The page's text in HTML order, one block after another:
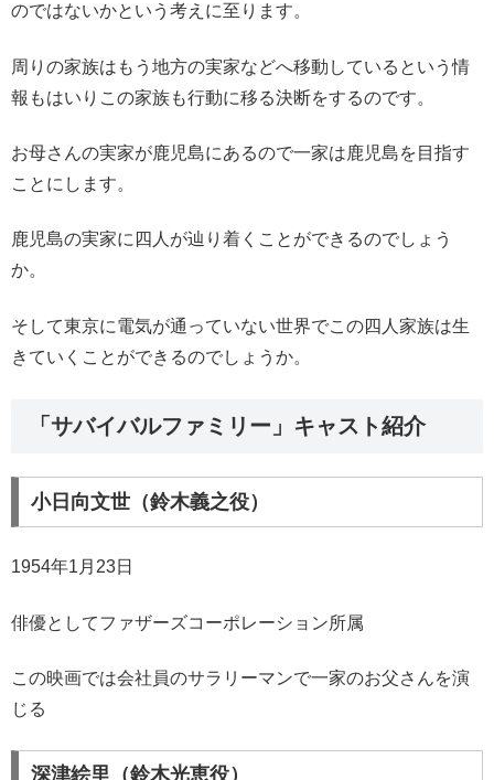
のではないかという考えに至ります。
周りの家族はもう地方の実家などへ移動しているという情
報もはいりこの家族も行動に移る決断をするのです。
お母さんの実家が鹿児島にあるので一家は鹿児島を目指す
ことにします。
鹿児島の実家に四人が辿り着くことができるのでしょう
か。
そして東京に電気が通っていない世界でこの四人家族は生
きていくことができるのでしょうか。
「サバイバルファミリー」キャスト紹介
小日向文世（鈴木義之役）
1954年1月23日
俳優としてファザーズコーポレーション所属
この映画では会社員のサラリーマンで一家のお父さんを演
じる
深津絵里（鈴木光恵役）